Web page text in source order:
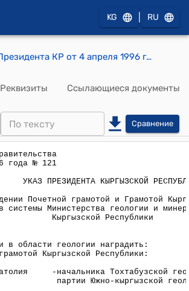
KG RU
Указ Президента КР от 4 апреля 1996 года № 121 " О награждении Почетной грамотой и Грамотой Кыргызской Республики работников системы Министерства геологии и минеральных ресурсов Кыргызской Республики"
Реквизиты Ссылающиеся документы
Сравнение